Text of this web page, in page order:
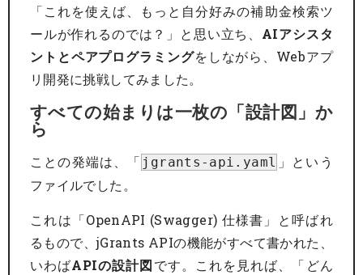
「これを使えば、もっと自分好みの補助金検索ツ
ールが作れるのでは？」と思い立ち、 AIアシスタ
ントとペアプログラミングをしながら、Webアプ
リ開発に挑戦してみました。
すべての始まりは一枚の「設計図」か
ら
ことの発端は、「 jgrants-api.yaml 」という
ファイルでした。
これは「OpenAPI (Swagger) 仕様書」と呼ばれ
るもので、jGrants APIの機能がすべて書かれた、
いわばAPIの設計図です。これを見れば、「どん